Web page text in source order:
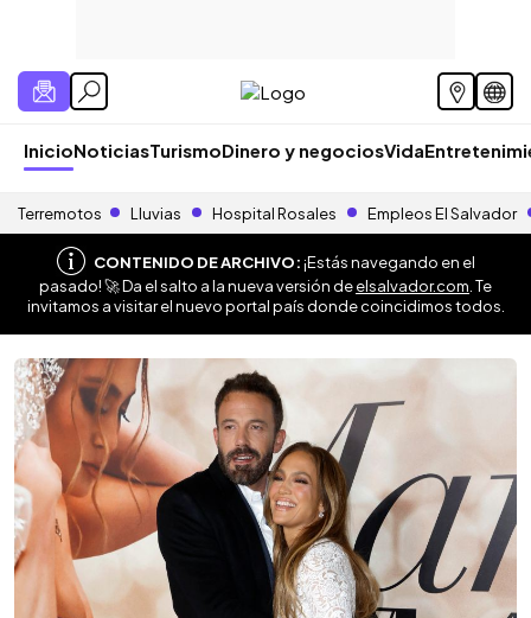
InicioNoticiasTurismoDinero y negociosVida
Terremotos Lluvias Hospital Rosales Empleos El Salvador
CONTENIDO DE ARCHIVO:¡Estás navegando en el
pasado! 🚀 Da el salto a la nueva versión deelsalvador.com . Te
invitamos a visitar el nuevo portal país donde coincidimos todos.